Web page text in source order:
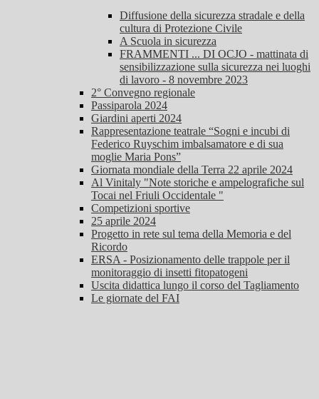
Diffusione della sicurezza stradale e della
cultura di Protezione Civile
A Scuola in sicurezza
FRAMMENTI ... DI OCJO - mattinata di
sensibilizzazione sulla sicurezza nei luoghi
di lavoro - 8 novembre 2023
2° Convegno regionale
Passiparola 2024
Giardini aperti 2024
Rappresentazione teatrale “Sogni e incubi di
Federico Ruyschim imbalsamatore e di sua
moglie Maria Pons”
Giornata mondiale della Terra 22 aprile 2024
Al Vinitaly "Note storiche e ampelografiche sul
Tocai nel Friuli Occidentale "
Competizioni sportive
25 aprile 2024
Progetto in rete sul tema della Memoria e del
Ricordo
ERSA - Posizionamento delle trappole per il
monitoraggio di insetti fitopatogeni
Uscita didattica lungo il corso del Tagliamento
Le giornate del FAI